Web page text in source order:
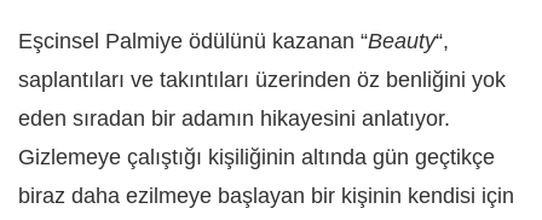
Eşcinsel Palmiye ödülünü kazanan “Beauty“,
saplantıları ve takıntıları üzerinden öz benliğini yok
eden sıradan bir adamın hikayesini anlatıyor.
Gizlemeye çalıştığı kişiliğinin altında gün geçtikçe
biraz daha ezilmeye başlayan bir kişinin kendisi için